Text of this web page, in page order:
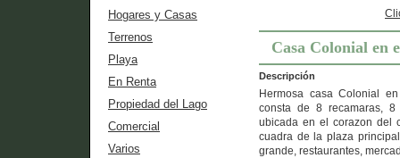
Hogares y Casas
Terrenos
Playa
En Renta
Propiedad del Lago
Comercial
Varios
Casa Colonial en
Descripción
Hermosa casa Colonial
consta de 8 recamaras,
ubicada en el corazon del
cuadra de la plaza
grande, restaurantes,